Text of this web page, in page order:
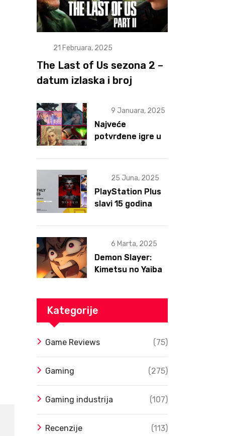
21 Februara, 2025
The Last of Us sezona 2 –
datum izlaska i broj
9 Januara, 2025
Najveće
potvrđene igre u
25 Juna, 2025
PlayStation Plus
slavi 15 godina
6 Marta, 2025
Demon Slayer:
Kimetsu no Yaiba
Kategorije
Game Reviews (75)
Gaming (275)
Gaming industrija (107)
Recenzije (113)